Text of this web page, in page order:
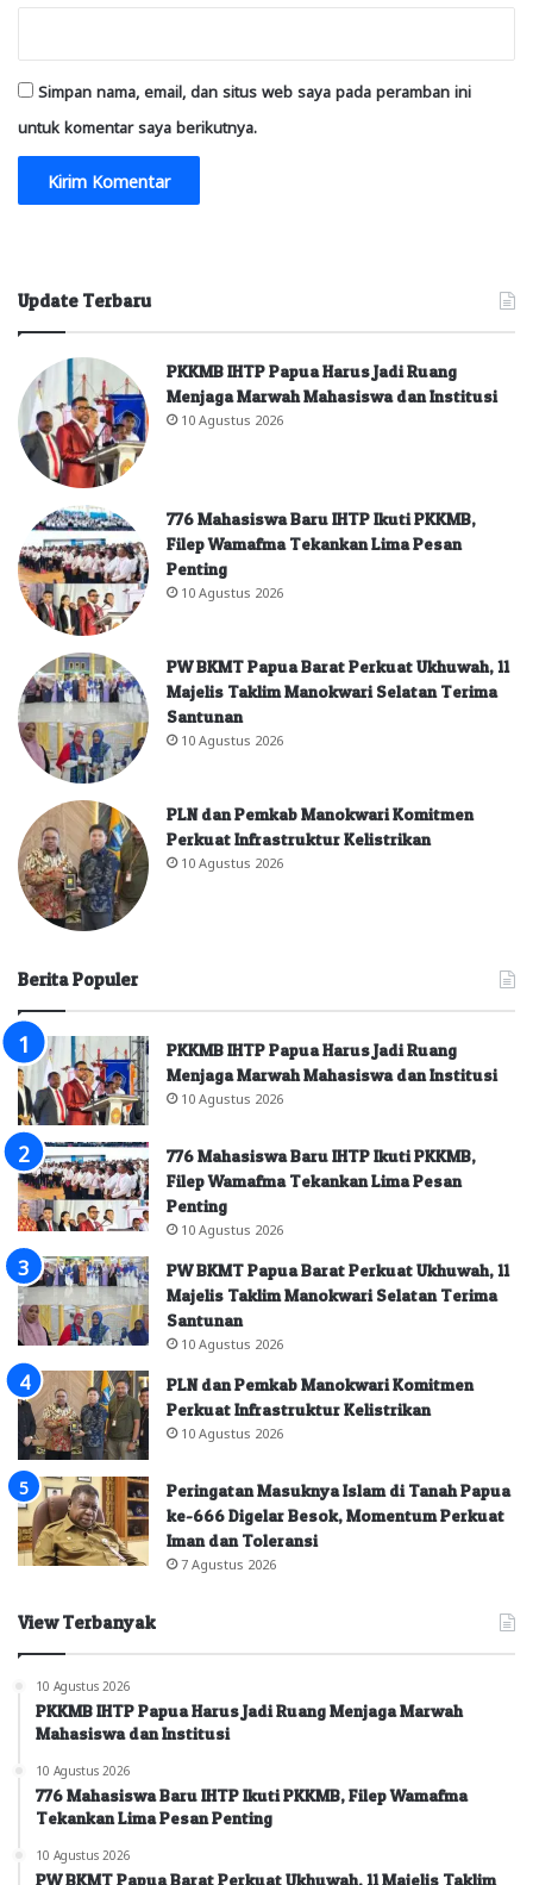
Simpan nama, email, dan situs web saya pada peramban ini
untuk komentar saya berikutnya.
Update Terbaru
PKKMB IHTP Papua Harus Jadi Ruang
Menjaga Marwah Mahasiswa dan Institusi
10 Agustus 2026
776 Mahasiswa Baru IHTP Ikuti PKKMB,
Filep Wamafma Tekankan Lima Pesan
Penting
10 Agustus 2026
PW BKMT Papua Barat Perkuat Ukhuwah, 11
Majelis Taklim Manokwari Selatan Terima
Santunan
10 Agustus 2026
PLN dan Pemkab Manokwari Komitmen
Perkuat Infrastruktur Kelistrikan
10 Agustus 2026
Berita Populer
PKKMB IHTP Papua Harus Jadi Ruang
Menjaga Marwah Mahasiswa dan Institusi
10 Agustus 2026
776 Mahasiswa Baru IHTP Ikuti PKKMB,
Filep Wamafma Tekankan Lima Pesan
Penting
10 Agustus 2026
PW BKMT Papua Barat Perkuat Ukhuwah, 11
Majelis Taklim Manokwari Selatan Terima
Santunan
10 Agustus 2026
PLN dan Pemkab Manokwari Komitmen
Perkuat Infrastruktur Kelistrikan
10 Agustus 2026
Peringatan Masuknya Islam di Tanah Papua
ke-666 Digelar Besok, Momentum Perkuat
Iman dan Toleransi
7 Agustus 2026
View Terbanyak
10 Agustus 2026
PKKMB IHTP Papua Harus Jadi Ruang Menjaga Marwah
Mahasiswa dan Institusi
10 Agustus 2026
776 Mahasiswa Baru IHTP Ikuti PKKMB, Filep Wamafma
Tekankan Lima Pesan Penting
10 Agustus 2026
PW BKMT Papua Barat Perkuat Ukhuwah, 11 Majelis Taklim